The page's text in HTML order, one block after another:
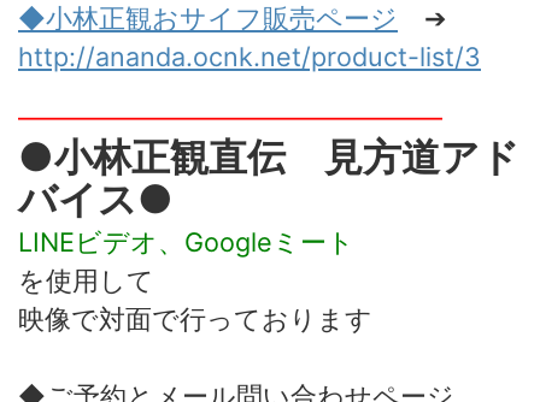
◆小林正観おサイフ販売ページ ➔
http://ananda.ocnk.net/product-list/3
━━━━━━━━━━━━━━━━
●小林正観直伝 見方道アド
バイス●
LINEビデオ、Googleミート
を使用して
映像で対面で行っております
◆ご予約とメール問い合わせページ